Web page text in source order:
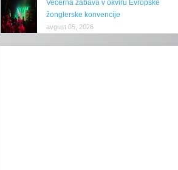
Večerna zabava v okviru Evropske
žonglerske konvencije
avgust 05, 2026